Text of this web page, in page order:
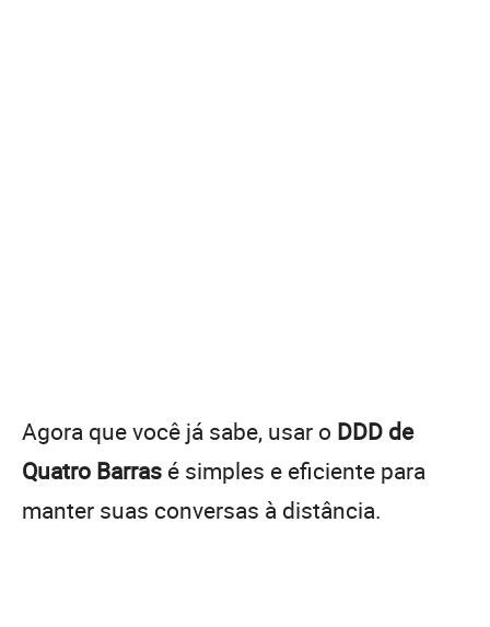
Agora que você já sabe, usar o DDD de
Quatro Barras é simples e eficiente para
manter suas conversas à distância.